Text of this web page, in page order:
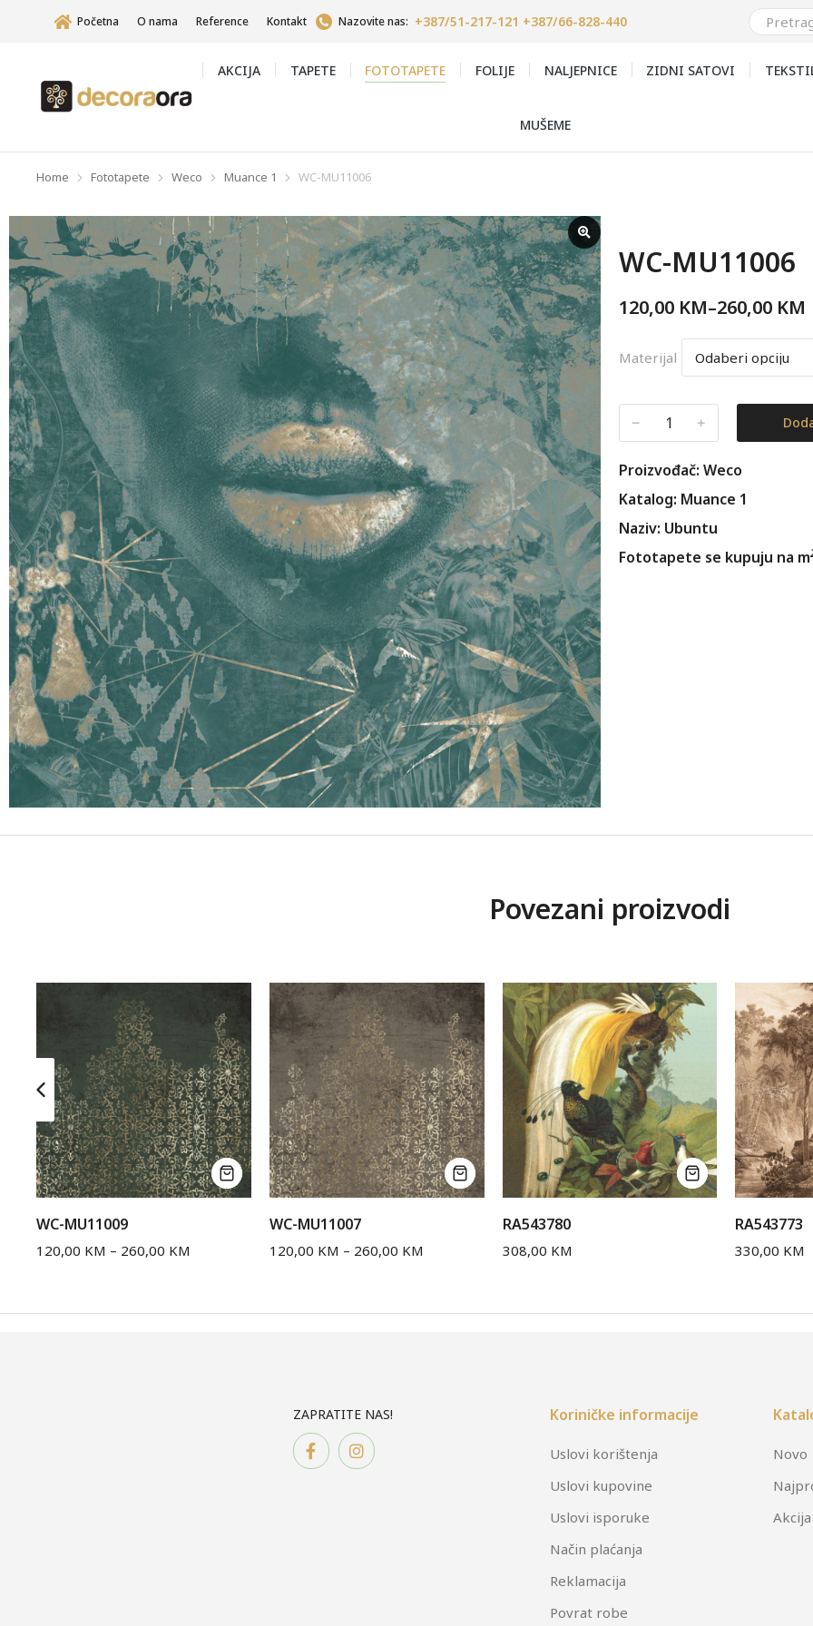
Početna O nama Reference Kontakt Nazovite nas: +387/51-217-121 +387/66-828-440
AKCIJA TAPETE FOTOTAPETE FOLIJE NALJEPNICE ZIDNI SATOVI
MUŠEME
You are here:
Home Fototapete Weco Muance 1 WC-MU11006
WC-MU11006
120,00 KM–260,00 KM
Materijal
﹣ ﹢
Proizvođač: Weco
Katalog: Muance 1
Naziv: Ubuntu
Fototapete se kupuju na m
Povezani proizvodi
WC-MU11009
120,00 KM – 260,00 KM
WC-MU11007
120,00 KM – 260,00 KM
RA543780
308,00 KM
RA543773
330,00 KM
ZAPRATITE NAS! Koriničke informacije
Uslovi korištenja
Uslovi kupovine
Uslovi isporuke
Način plaćanja
Reklamacija
Povrat robe
Novo
Akcija